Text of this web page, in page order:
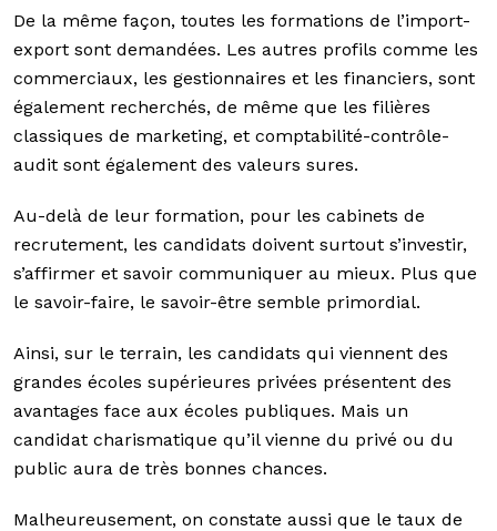
De la même façon, toutes les formations de l’import-
export sont demandées. Les autres profils comme les
commerciaux, les gestionnaires et les financiers, sont
également recherchés, de même que les filières
classiques de marketing, et comptabilité-contrôle-
audit sont également des valeurs sures.
Au-delà de leur formation, pour les cabinets de
recrutement, les candidats doivent surtout s’investir,
s’affirmer et savoir communiquer au mieux. Plus que
le savoir-faire, le savoir-être semble primordial.
Ainsi, sur le terrain, les candidats qui viennent des
grandes écoles supérieures privées présentent des
avantages face aux écoles publiques. Mais un
candidat charismatique qu’il vienne du privé ou du
public aura de très bonnes chances.
Malheureusement, on constate aussi que le taux de